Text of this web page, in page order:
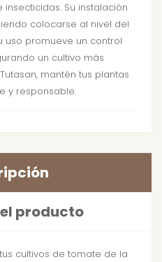
Su instalación
colocarse al nivel del
uso promueve un control
un cultivo más
mantén tus plantas
y responsable.
producto
cultivos de tomate de la